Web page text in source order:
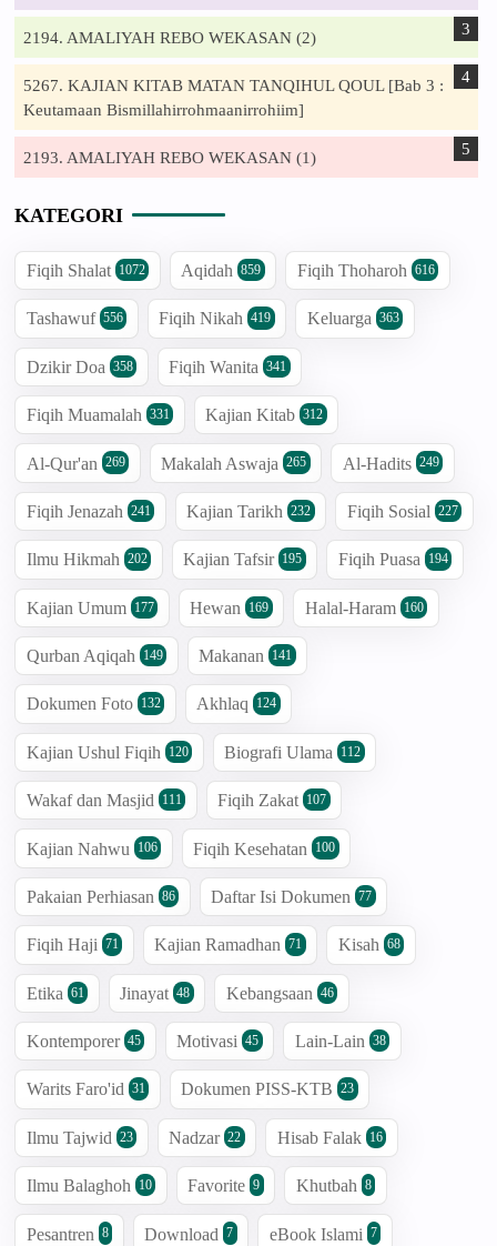
2194. AMALIYAH REBO WEKASAN (2)
5267. KAJIAN KITAB MATAN TANQIHUL QOUL [Bab 3 :
Keutamaan Bismillahirrohmaanirrohiim]
2193. AMALIYAH REBO WEKASAN (1)
KATEGORI
Fiqih Shalat 1072 Aqidah 859 Fiqih Thoharoh 616
Tashawuf 556 Fiqih Nikah 419 Keluarga 363
Dzikir Doa 358 Fiqih Wanita 341
Fiqih Muamalah 331 Kajian Kitab 312
Al-Qur'an 269 Makalah Aswaja 265 Al-Hadits 249
Fiqih Jenazah 241 Kajian Tarikh 232 Fiqih Sosial 227
Ilmu Hikmah 202 Kajian Tafsir 195 Fiqih Puasa 194
Kajian Umum 177 Hewan 169 Halal-Haram 160
Qurban Aqiqah 149 Makanan 141
Dokumen Foto 132 Akhlaq 124
Kajian Ushul Fiqih 120 Biografi Ulama 112
Wakaf dan Masjid 111 Fiqih Zakat 107
Kajian Nahwu 106 Fiqih Kesehatan 100
Pakaian Perhiasan 86 Daftar Isi Dokumen 77
Fiqih Haji 71 Kajian Ramadhan 71 Kisah 68
Etika 61 Jinayat 48 Kebangsaan 46
Kontemporer 45 Motivasi 45 Lain-Lain 38
Warits Faro'id 31 Dokumen PISS-KTB 23
Ilmu Tajwid 23 Nadzar 22 Hisab Falak 16
Ilmu Balaghoh 10 Favorite 9 Khutbah 8
Pesantren 8 Download 7 eBook Islami 7